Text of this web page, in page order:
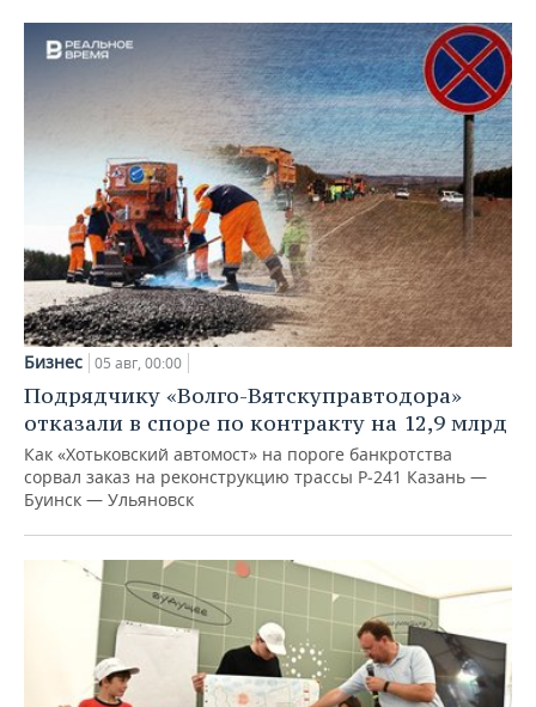
Бизнес 05 авг, 00:00
Подрядчику «Волго-Вятскуправтодора»
отказали в споре по контракту на 12,9 млрд
Как «Хотьковский автомост» на пороге банкротства
сорвал заказ на реконструкцию трассы Р‑241 Казань —
Буинск — Ульяновск